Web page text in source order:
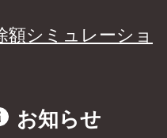
額シミュレーショ
お知らせ